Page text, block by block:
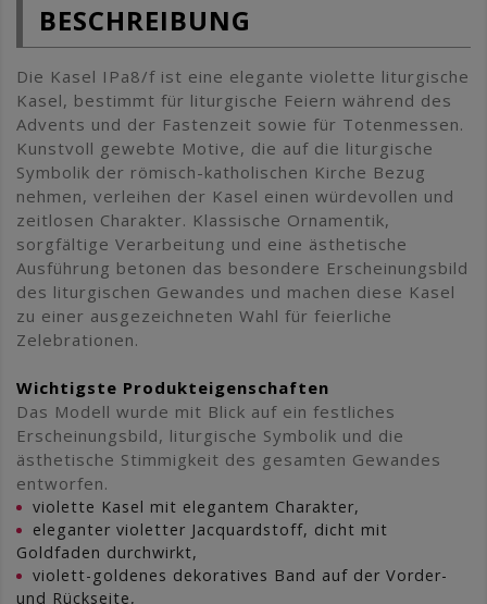
BESCHREIBUNG
Die Kasel IPa8/f ist eine elegante violette liturgische
Kasel, bestimmt für liturgische Feiern während des
Advents und der Fastenzeit sowie für Totenmessen.
Kunstvoll gewebte Motive, die auf die liturgische
Symbolik der römisch-katholischen Kirche Bezug
nehmen, verleihen der Kasel einen würdevollen und
zeitlosen Charakter. Klassische Ornamentik,
sorgfältige Verarbeitung und eine ästhetische
Ausführung betonen das besondere Erscheinungsbild
des liturgischen Gewandes und machen diese Kasel
zu einer ausgezeichneten Wahl für feierliche
Zelebrationen.
Wichtigste Produkteigenschaften
Das Modell wurde mit Blick auf ein festliches
Erscheinungsbild, liturgische Symbolik und die
ästhetische Stimmigkeit des gesamten Gewandes
entworfen.
violette Kasel mit elegantem Charakter,
eleganter violetter Jacquardstoff, dicht mit
Goldfaden durchwirkt,
violett-goldenes dekoratives Band auf der Vorder-
und Rückseite,